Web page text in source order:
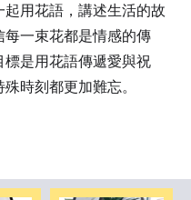
起用花語，講述生活的故
每一束花都是情感的傳
標是用花語傳遞愛與祝
時刻都更加難忘。